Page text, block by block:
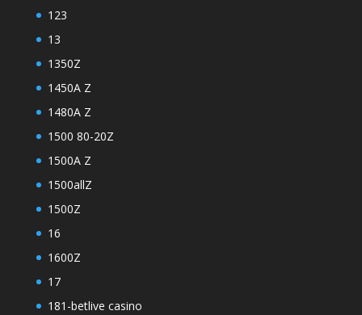
123
13
1350Z
1450A Z
1480A Z
1500 80-20Z
1500A Z
1500allZ
1500Z
16
1600Z
17
181-betlive casino